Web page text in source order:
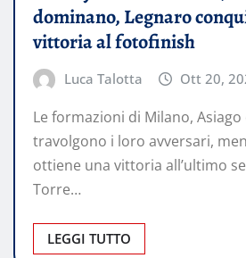
dominano, Legnaro
vittoria al fotofinish
Luca Talotta Ott 20,
Le formazioni di Milano, Asiago
travolgono i loro avversari,
ottiene una vittoria all’ultimo
Torre…
LEGGI TUTTO